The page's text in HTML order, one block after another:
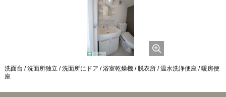
洗面台 / 洗面所独立 / 洗面所にドア / 浴室乾燥機 / 脱衣所 / 温水洗浄便座 / 暖房便
座